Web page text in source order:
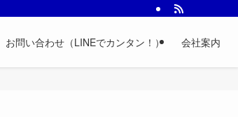
お問い合わせ（LINEでカンタン！） 会社案内